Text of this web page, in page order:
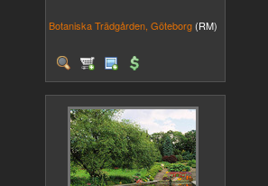
Botaniska Trädgården, Göteborg (RM)